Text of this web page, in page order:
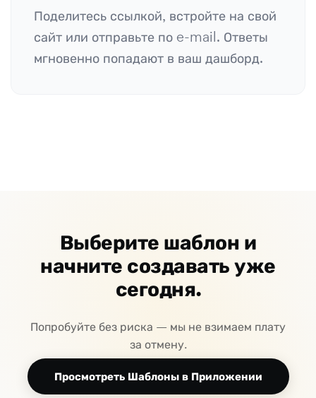
Поделитесь ссылкой, встройте на свой
сайт или отправьте по e-mail. Ответы
мгновенно попадают в ваш дашборд.
Выберите шаблон и
начните создавать уже
сегодня.
Попробуйте без риска — мы не взимаем плату
за отмену.
Просмотреть Шаблоны в Приложении